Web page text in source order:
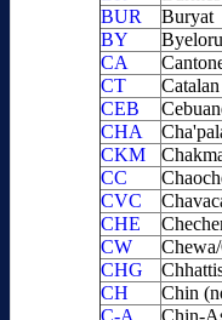
BUR
Buryat
BY
CA
CT
Catalan
CEB
CHA
CKM
CC
CVC
CHE
CW
CHG
CH
Chin